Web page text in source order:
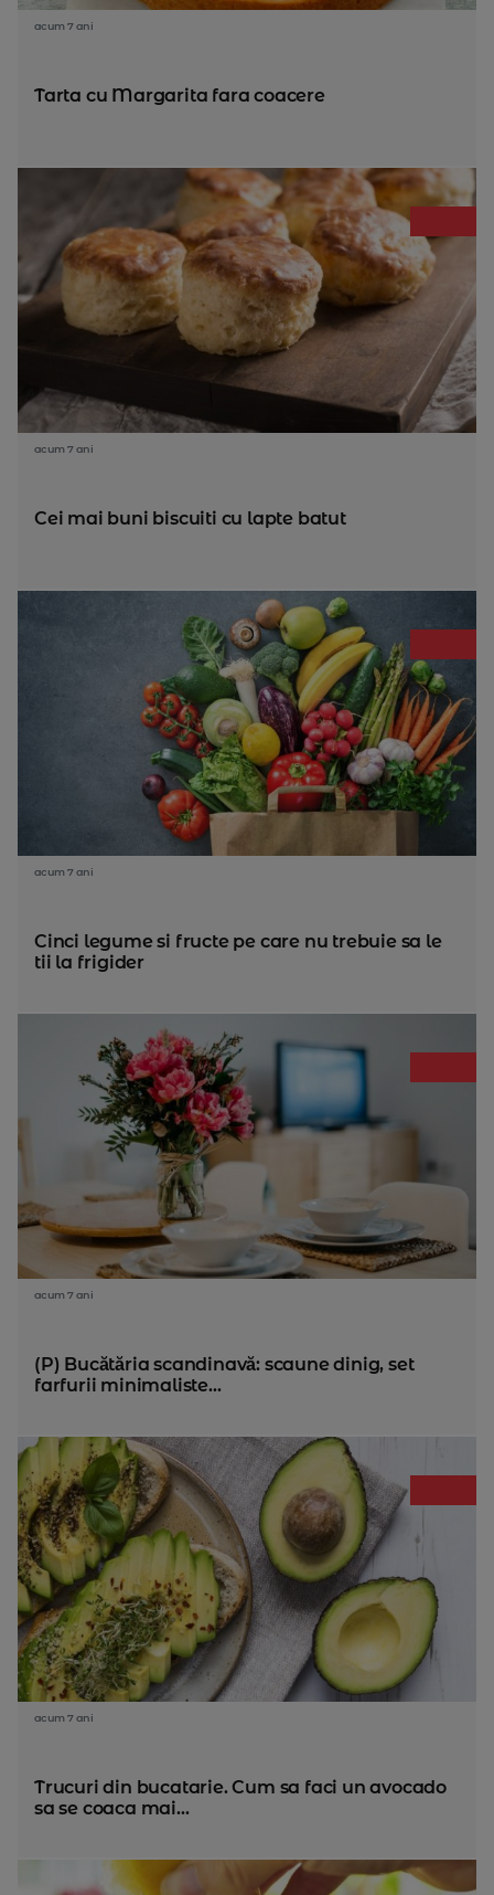
acum 7 ani
Tarta cu Margarita fara coacere
acum 7 ani
Cei mai buni biscuiti cu lapte batut
acum 7 ani
Cinci legume si fructe pe care nu trebuie sa le
tii la frigider
acum 7 ani
(P) Bucătăria scandinavă: scaune dinig, set
farfurii minimaliste...
acum 7 ani
Trucuri din bucatarie. Cum sa faci un avocado
sa se coaca mai...